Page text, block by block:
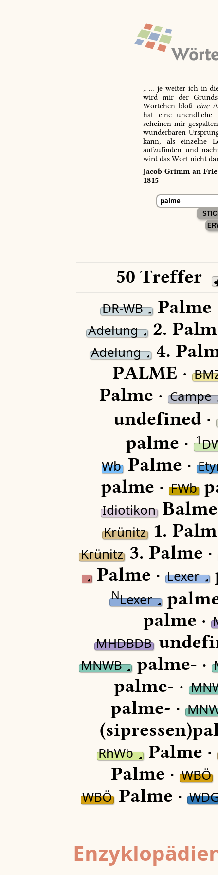
„ … je weiter ich in
wird mir der
Wörtchen bloß eine
hat eine unendliche
scheinen mir
wunderbaren
kann, als einzelne
aufzufinden und
wird das Wort nicht
Jacob Grimm an
1815
50 Treffer
DR-WB Palme
Adelung 2.
Adelung 4.
PALME ·
Palme · Campe
undefined ·
palme ·1
WbPalme ·
palme ·FWb
Idiotikon
Krünitz1.
Krünitz3. Palme ·
Palme · Lexer
NLexer
palme ·
MHDBDB
MNWB palme- ·
palme- ·
palme- ·
RhWb Palme ·
Palme ·WBÖ
WBÖPalme ·